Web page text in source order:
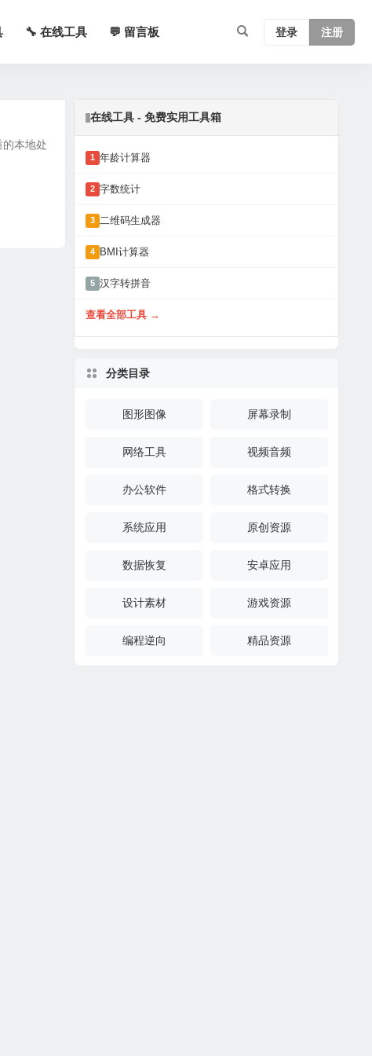
🔧 在线工具 💬 留言板 登录 注册
本地处
在线工具 - 免费实用工具箱
1 年龄计算器
2 字数统计
3 二维码生成器
4 BMI计算器
5 汉字转拼音
查看全部工具 →
分类目录
图形图像 屏幕录制
网络工具 视频音频
办公软件 格式转换
系统应用 原创资源
数据恢复 安卓应用
设计素材 游戏资源
编程逆向 精品资源